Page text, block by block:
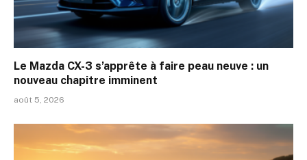
Le Mazda CX-3 s’apprête à faire peau neuve : un
nouveau chapitre imminent
août 5, 2026